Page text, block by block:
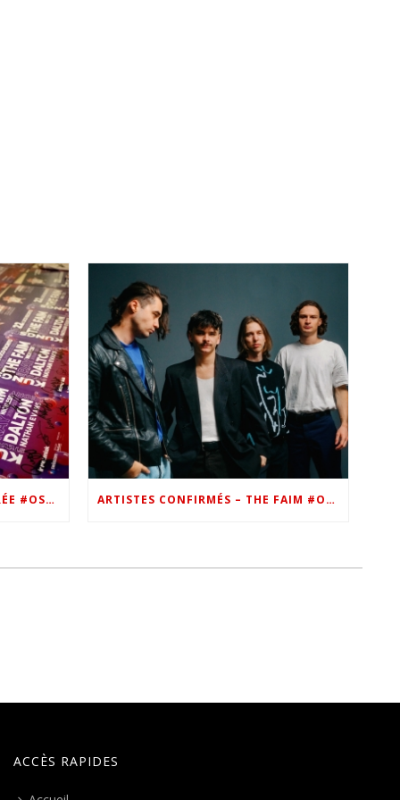
VIP – LES PHOTOS DE LA SOIRÉE #OSN22 ARTISTES CONFIRMÉS – THE FAIM #OSN22
ACCÈS RAPIDES